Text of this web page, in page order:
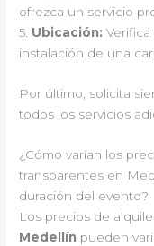
ofrezca un servicio
5. Ubicación:
instalación de una
Por último, solicita
todos los servicios
¿Cómo varían los
transparentes en
duración del evento?
Los precios de
Medellín pueden